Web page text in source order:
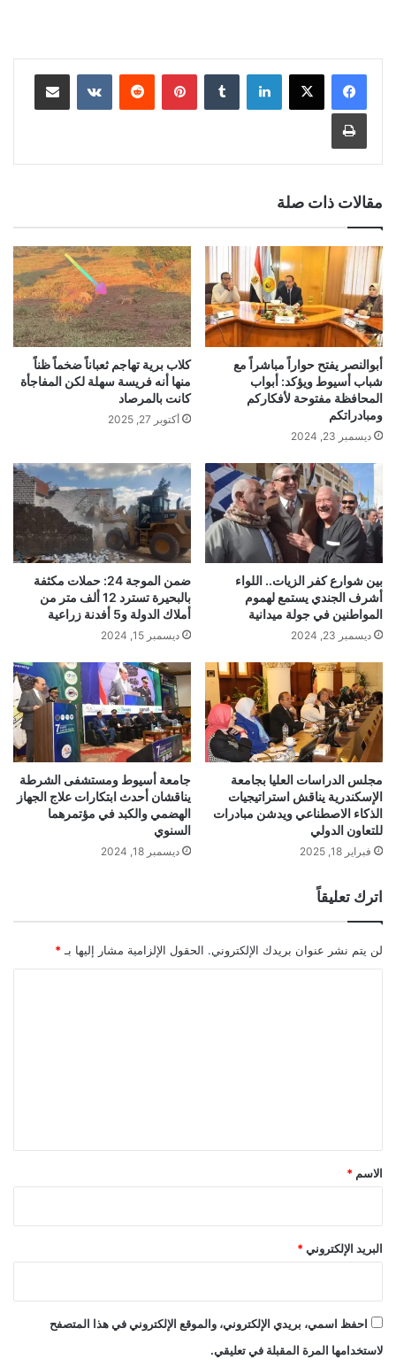
لينكدإن بينتيريست
مقالات ذات صلة
أبوالنصر يفتح حواراً مباشراً مع
شباب أسيوط ويؤكد: أبواب
المحافظة مفتوحة لأفكاركم
ومبادراتكم
ديسمبر 23, 2024
كلاب برية تهاجم ثعباناً ضخماً ظناً
منها أنه فريسة سهلة لكن المفاجأة
كانت بالمرصاد
أكتوبر 27, 2025
بين شوارع كفر الزيات.. اللواء
أشرف الجندي يستمع لهموم
المواطنين في جولة ميدانية
ديسمبر 23, 2024
ضمن الموجة 24: حملات مكثفة
بالبحيرة تسترد 12 ألف متر من
أملاك الدولة و5 أفدنة زراعية
ديسمبر 15, 2024
مجلس الدراسات العليا بجامعة
الإسكندرية يناقش استراتيجيات
الذكاء الاصطناعي ويدشن مبادرات
للتعاون الدولي
فبراير 18, 2025
جامعة أسيوط ومستشفى الشرطة
يناقشان أحدث ابتكارات علاج الجهاز
الهضمي والكبد في مؤتمرهما
السنوي
ديسمبر 18, 2024
اترك تعليقاً
لن يتم نشر عنوان بريدك الإلكتروني. الحقول الإلزامية مشار إليها بـ *
*
الاسم *
البريد الإلكتروني *
احفظ اسمي، بريدي الإلكتروني، والموقع الإلكتروني في هذا المتصفح
لاستخدامها المرة المقبلة في تعليقي.